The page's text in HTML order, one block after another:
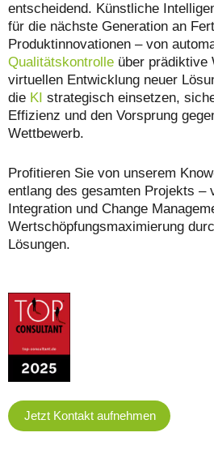
entscheidend. Künstliche
für die nächste Generation an
Produktinnovationen – von
Qualitätskontrolle über prädiktive
virtuellen Entwicklung neuer
die KI strategisch einsetzen,
Effizienz und den Vorsprung
Wettbewerb.
Profitieren Sie von unserem
entlang des gesamten Projekts –
Integration und Change
Wertschöpfungsmaximierung
Lösungen.
Jetzt Kontakt aufnehmen